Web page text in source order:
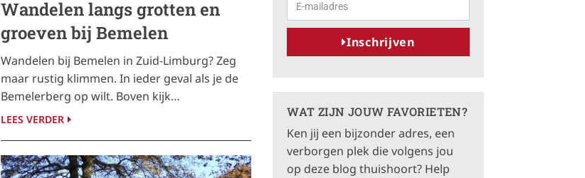
Wandelen langs grotten en
groeven bij Bemelen
Wandelen bij Bemelen in Zuid-Limburg? Zeg
maar rustig klimmen. In ieder geval als je de
Bemelerberg op wilt. Boven kijk…
LEES VERDER
Inschrijven
t
e
WAT ZIJN JOUW FAVORIETEN?
Ken jij een bijzonder adres, een
verborgen plek die volgens jou
op deze blog thuishoort? Help